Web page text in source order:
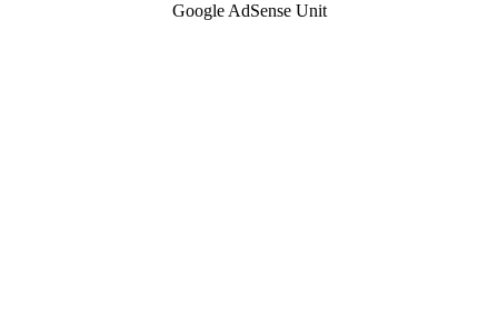
Google AdSense Unit